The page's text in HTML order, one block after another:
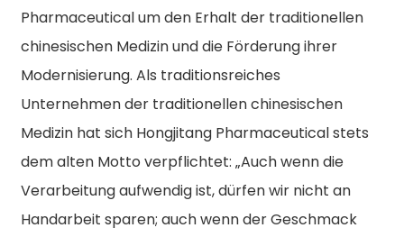
Pharmaceutical um den Erhalt der traditionellen
chinesischen Medizin und die Förderung ihrer
Modernisierung. Als traditionsreiches
Unternehmen der traditionellen chinesischen
Medizin hat sich Hongjitang Pharmaceutical stets
dem alten Motto verpflichtet: „Auch wenn die
Verarbeitung aufwendig ist, dürfen wir nicht an
Handarbeit sparen; auch wenn der Geschmack